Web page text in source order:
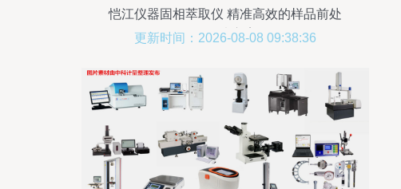
恺江仪器固相萃取仪 精准高效的样品前处
理解决方案
更新时间：2026-08-08 09:38:36